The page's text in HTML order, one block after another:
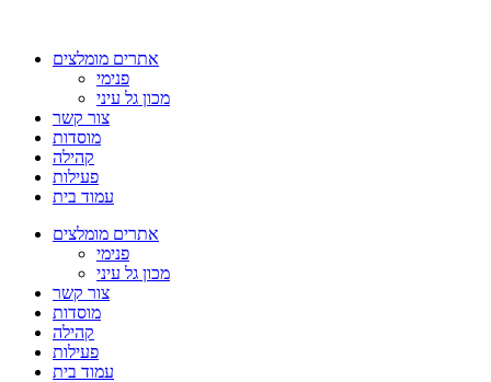
אתרים מומלצים
פנימי
מכון גל עיני
צור קשר
מוסדות
קהילה
פעילות
עמוד בית
אתרים מומלצים
פנימי
מכון גל עיני
צור קשר
מוסדות
קהילה
פעילות
עמוד בית